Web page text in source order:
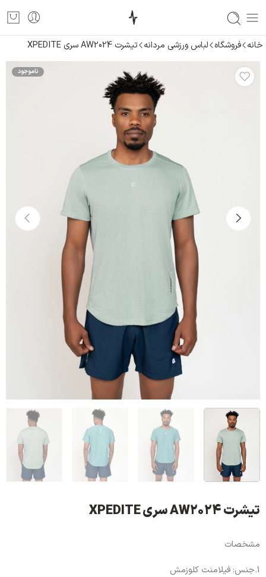
خانه فروشگاه لباس ورزشی مردانه تیشرت AW2024 سری XPEDITE
ناموجود
تیشرت AW2024 سری XPEDITE
مشخصات
1.جنس: فیلامنت کلوزمش